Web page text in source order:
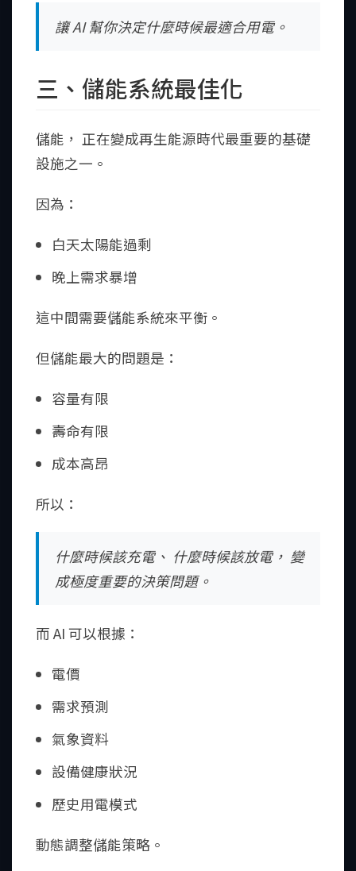
讓 AI 幫你決定什麼時候最適合用電。
三、儲能系統最佳化
儲能， 正在變成再生能源時代最重要的基礎
設施之一。
因為：
白天太陽能過剩
晚上需求暴增
這中間需要儲能系統來平衡。
但儲能最大的問題是：
容量有限
壽命有限
成本高昂
所以：
什麼時候該充電、 什麼時候該放電， 變
成極度重要的決策問題。
而 AI 可以根據：
電價
需求預測
氣象資料
設備健康狀況
歷史用電模式
動態調整儲能策略。